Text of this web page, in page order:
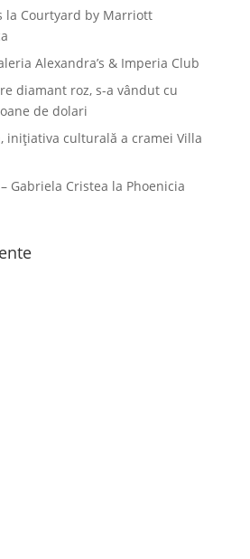
la Courtyard by Marriott
Alexandra’s & Imperia Club
diamant roz, s-a vândut cu
de dolari
inițiativa culturală a cramei Villa
Gabriela Cristea la Phoenicia